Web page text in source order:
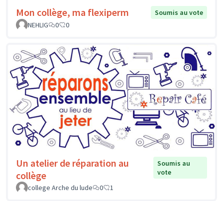
Mon collège, ma flexiperm
Soumis au vote
NEHLIG
0 0
Un atelier de réparation au
collège
Soumis au
vote
college Arche du lude
0 1